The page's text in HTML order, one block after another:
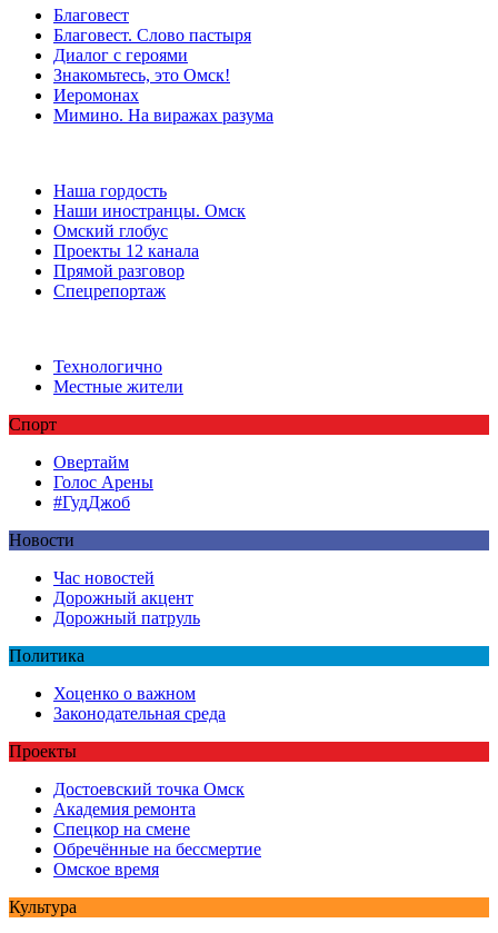
Благовест
Благовест. Слово пастыря
Диалог с героями
Знакомьтесь, это Омск!
Иеромонах
Мимино. На виражах разума
Наша гордость
Наши иностранцы. Омск
Омский глобус
Проекты 12 канала
Прямой разговор
Спецрепортаж
Технологично
Местные жители
Спорт
Овертайм
Голос Арены
#ГудДжоб
Новости
Час новостей
Дорожный акцент
Дорожный патруль
Политика
Хоценко о важном
Законодательная среда
Проекты
Достоевский точка Омск
Академия ремонта
Спецкор на смене
Обречённые на бессмертие
Омское время
Культура